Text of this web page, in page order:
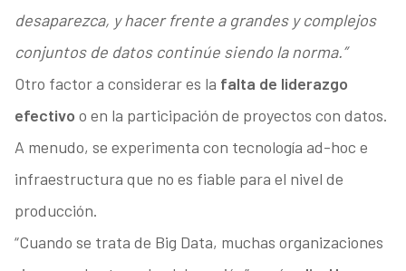
desaparezca, y hacer frente a grandes y complejos
conjuntos de datos continúe siendo la norma.”
Otro factor a considerar es la falta de liderazgo
efectivo o en la participación de proyectos con datos.
A menudo, se experimenta con tecnología ad-hoc e
infraestructura que no es fiable para el nivel de
producción.
“Cuando se trata de Big Data, muchas organizaciones